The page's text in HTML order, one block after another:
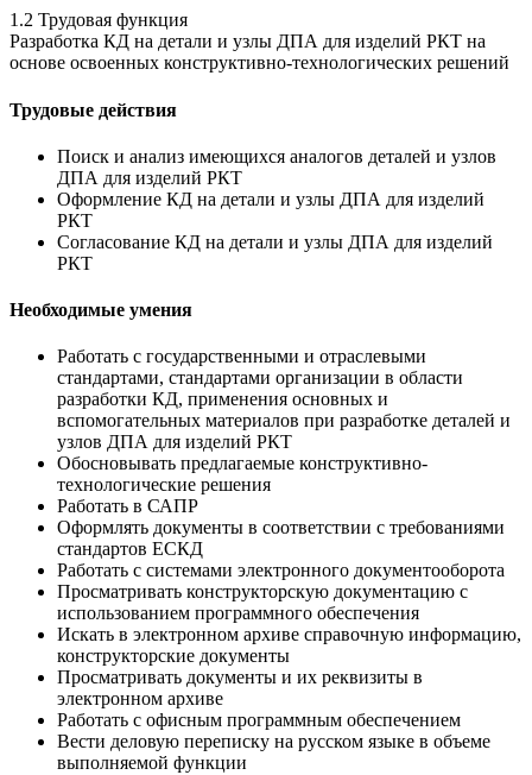
1.2 Трудовая функция
Разработка КД на детали и узлы ДПА для изделий РКТ на
основе освоенных конструктивно-технологических решений
Трудовые действия
Поиск и анализ имеющихся аналогов деталей и узлов
ДПА для изделий РКТ
Оформление КД на детали и узлы ДПА для изделий
РКТ
Согласование КД на детали и узлы ДПА для изделий
РКТ
Необходимые умения
Работать с государственными и отраслевыми
стандартами, стандартами организации в области
разработки КД, применения основных и
вспомогательных материалов при разработке деталей и
узлов ДПА для изделий РКТ
Обосновывать предлагаемые конструктивно-
технологические решения
Работать в САПР
Оформлять документы в соответствии с требованиями
стандартов ЕСКД
Работать с системами электронного документооборота
Просматривать конструкторскую документацию с
использованием программного обеспечения
Искать в электронном архиве справочную информацию,
конструкторские документы
Просматривать документы и их реквизиты в
электронном архиве
Работать с офисным программным обеспечением
Вести деловую переписку на русском языке в объеме
выполняемой функции